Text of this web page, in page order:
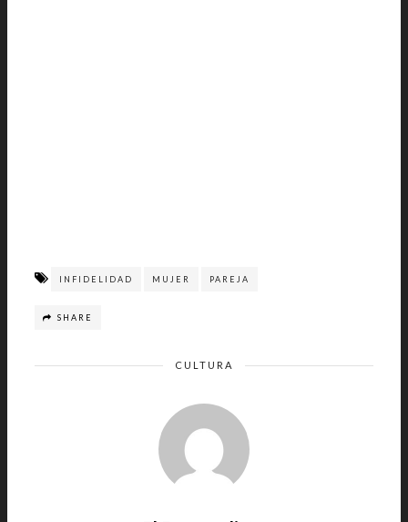
INFIDELIDAD MUJER PAREJA
SHARE
CULTURA